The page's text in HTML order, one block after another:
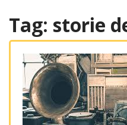
Tag: storie